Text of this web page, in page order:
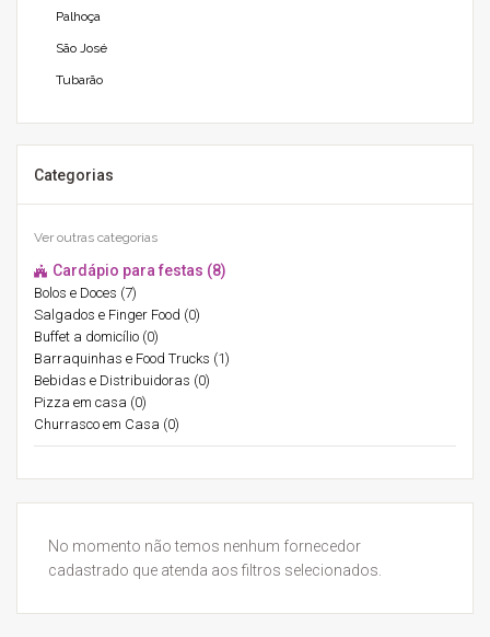
Palhoça
São José
Tubarão
Categorias
Ver outras categorias
Cardápio para festas (8)
Bolos e Doces (7)
Salgados e Finger Food (0)
Buffet a domicílio (0)
Barraquinhas e Food Trucks (1)
Bebidas e Distribuidoras (0)
Pizza em casa (0)
Churrasco em Casa (0)
No momento não temos nenhum fornecedor
cadastrado que atenda aos filtros selecionados.